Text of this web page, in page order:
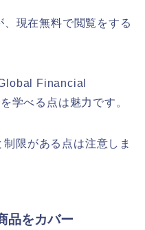
現在無料で閲覧をする
Financial
学べる点は魅力です。
限がある点は注意しま
品をカバー